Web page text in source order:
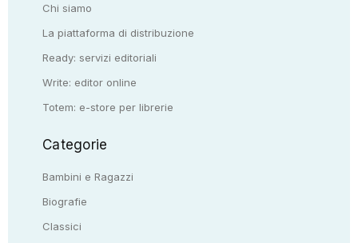
Chi siamo
La piattaforma di distribuzione
Ready: servizi editoriali
Write: editor online
Totem: e-store per librerie
Categorie
Bambini e Ragazzi
Biografie
Classici